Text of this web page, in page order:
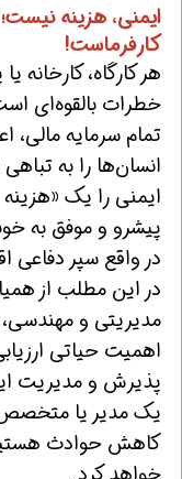
ایمنی، هزینه
کارفرماست!
هر کارگاه، کارخانه
خطرات بالقوه‌ای
تمام سرمایه مالی،
انسان‌ها را به
ایمنی را یک «هزینه
پیشرو و موفق به
در واقع سپر
مدیریتی و
اهمیت حیاتی
پذیرش و مدیریت
یک مدیر یا متخصص
کاهش حوادث